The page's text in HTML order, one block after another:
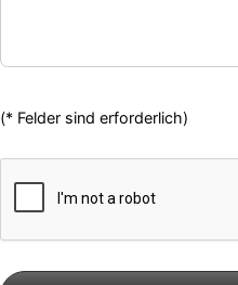
(* Felder sind erforderlich)